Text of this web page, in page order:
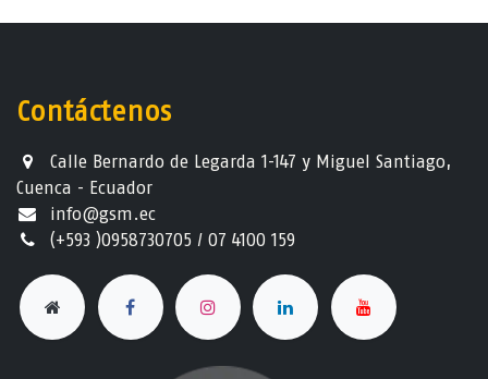
Contáctenos
Calle Bernardo de Legarda 1-147 y Miguel Santiago,
Cuenca - Ecuador
info@gsm.ec​
(+593 )0958730705 / 07 4100 159